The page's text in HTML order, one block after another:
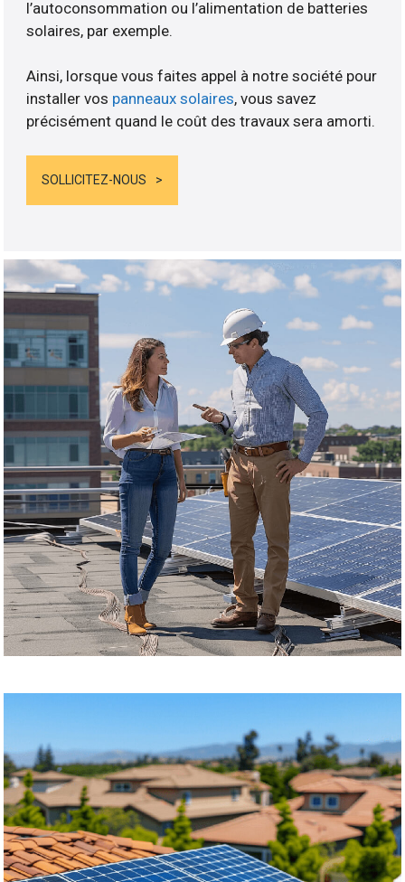
l’autoconsommation ou l’alimentation de batteries
solaires, par exemple.
Ainsi, lorsque vous faites appel à notre société pour
installer vos panneaux solaires, vous savez
précisément quand le coût des travaux sera amorti.
SOLLICITEZ-NOUS